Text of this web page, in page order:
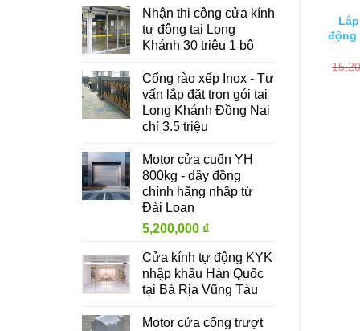
Nhận thi công cửa kính
tự động tại Long
Khánh 30 triệu 1 bộ
Cổng rào xếp Inox - Tư
vấn lắp đặt trọn gói tại
Long Khánh Đồng Nai
chỉ 3.5 triệu
Motor cửa cuốn YH
800kg - dây đồng
chính hãng nhập từ
Đài Loan
5,200,000 ₫
Cửa kính tự động KYK
nhập khẩu Hàn Quốc
tại Bà Rịa Vũng Tàu
Motor cửa cổng trượt
động